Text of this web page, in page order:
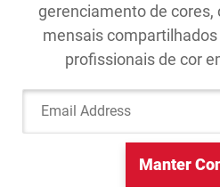
gerenciamento de
mensais
profissionais de cor
Manter